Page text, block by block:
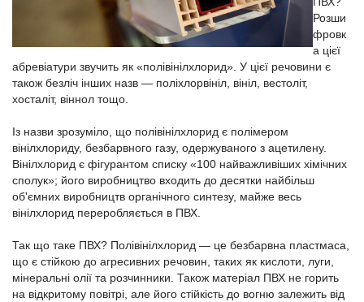
Розши
фровк
а цієї
абревіатури звучить як «полівінілхлорид». У цієї речовини є
також безліч інших назв — поліхлорвініл, вініл, вестоліт,
хосталіт, віннол тощо.
Із назви зрозуміло, що полівінілхлорид є полімером
вінілхлориду, безбарвного газу, одержуваного з ацетилену.
Вінілхлорид є фігурантом списку «100 найважливіших хімічних
сполук»; його виробництво входить до десятки найбільш
об'ємних виробництв органічного синтезу, майже весь
вінілхлорид переробляється в ПВХ.
Так що таке ПВХ? Полівінілхлорид — це безбарвна пластмаса,
що є стійкою до агресивних речовин, таких як кислоти, луги,
мінеральні олії та розчинники. Також матеріал ПВХ не горить
на відкритому повітрі, але його стійкість до вогню залежить від